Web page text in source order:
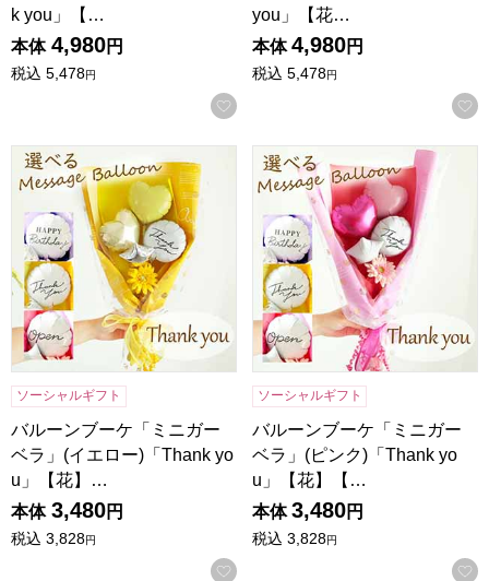
k you」【…
本体 4,980円
税込 5,478円
お気に入りに登録する
you」【花…
本体 4,980円
税込 5,478円
バルーンブーケ「ミニガーベラ」(イエロー)「Thank you」
ソーシャルギフト
バルーンブーケ「ミニガー
ベラ」(イエロー)「Thank yo
u」【花】…
本体 3,480円
税込 3,828円
お気に入りに登録する
バルーンブーケ「ミニガー
ソーシャルギフト
バルーンブーケ「ミニガー
ベラ」(ピンク)「Thank yo
u」【花】【…
本体 3,480円
税込 3,828円